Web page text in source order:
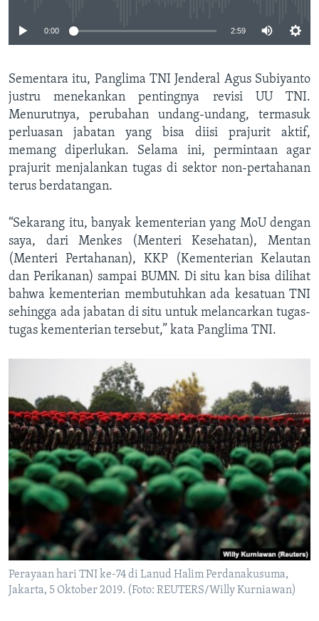
0:00 2:59
Sementara itu, Panglima TNI Jenderal Agus Subiyanto
justru menekankan pentingnya revisi UU TNI.
Menurutnya, perubahan undang-undang, termasuk
perluasan jabatan yang bisa diisi prajurit aktif,
memang diperlukan. Selama ini, permintaan agar
prajurit menjalankan tugas di sektor non-pertahanan
terus berdatangan.
“Sekarang itu, banyak kementerian yang MoU dengan
saya, dari Menkes (Menteri Kesehatan), Mentan
(Menteri Pertahanan), KKP (Kementerian Kelautan
dan Perikanan) sampai BUMN. Di situ kan bisa dilihat
bahwa kementerian membutuhkan ada kesatuan TNI
sehingga ada jabatan di situ untuk melancarkan tugas-
tugas kementerian tersebut,” kata Panglima TNI.
Perayaan hari TNI ke-74 di Lanud Halim Perdanakusuma,
Jakarta, 5 Oktober 2019. (Foto: REUTERS/Willy Kurniawan)